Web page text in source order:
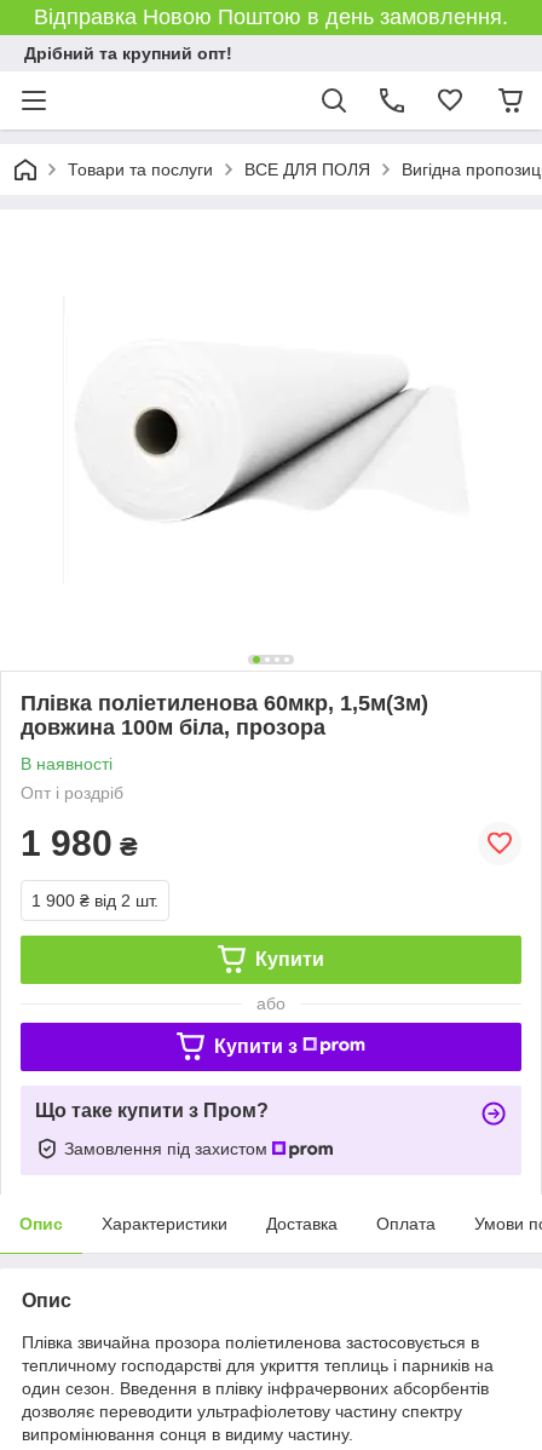
Відправка Новою Поштою в день замовлення.
Дрібний та крупний опт!
Товари та послуги ВСЕ ДЛЯ ПОЛЯ Вигідна
Плівка поліетиленова 60мкр, 1,5м(3м)
довжина 100м біла, прозора
В наявності
Опт і роздріб
1 980 ₴
1 900 ₴ від 2 шт.
Купити
або
Купити з
Що таке купити з Пром?
Замовлення під захистом
Опис Характеристики Доставка Оплата Умови
Опис
Плівка звичайна прозора поліетиленова застосовується в
тепличному господарстві для укриття теплиць і парників на
один сезон. Введення в плівку інфрачервоних абсорбентів
дозволяє переводити ультрафіолетову частину спектру
випромінювання сонця в видиму частину.